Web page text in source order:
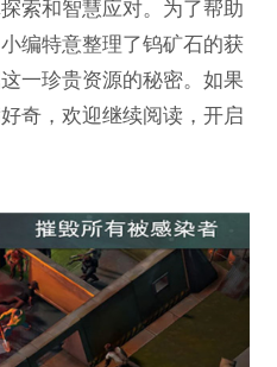
索和智慧应对。为了帮助
编特意整理了钨矿石的获
一珍贵资源的秘密。如果
奇，欢迎继续阅读，开启